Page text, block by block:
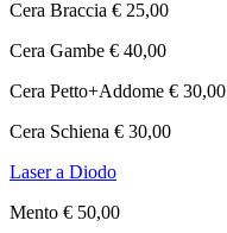
Cera Braccia € 25,00
Cera Gambe € 40,00
Cera Petto+Addome € 30,00
Cera Schiena € 30,00
Laser a Diodo
Mento € 50,00